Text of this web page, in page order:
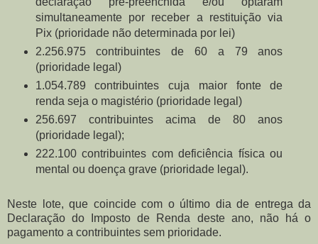
simultaneamente por receber a restituição via
Pix (prioridade não determinada por lei)
2.256.975 contribuintes de 60 a 79 anos
(prioridade legal)
1.054.789 contribuintes cuja maior fonte de
renda seja o magistério (prioridade legal)
256.697 contribuintes acima de 80 anos
(prioridade legal);
222.100 contribuintes com deficiência física ou
mental ou doença grave (prioridade legal).
Neste lote, que coincide com o último dia de entrega da
Declaração do Imposto de Renda deste ano, não há o
pagamento a contribuintes sem prioridade.